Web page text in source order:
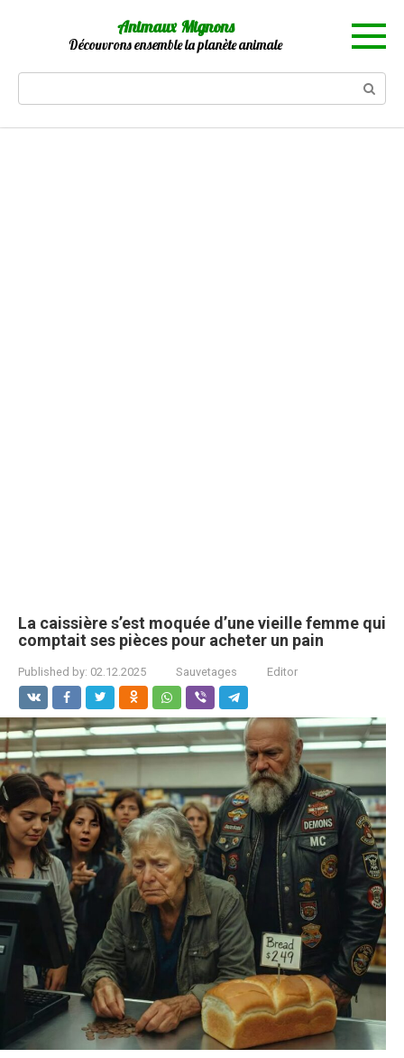
Animaux Mignons
Découvrons ensemble la planète animale
La caissière s’est moquée d’une vieille femme qui
comptait ses pièces pour acheter un pain
Published by: 02.12.2025 Sauvetages Editor